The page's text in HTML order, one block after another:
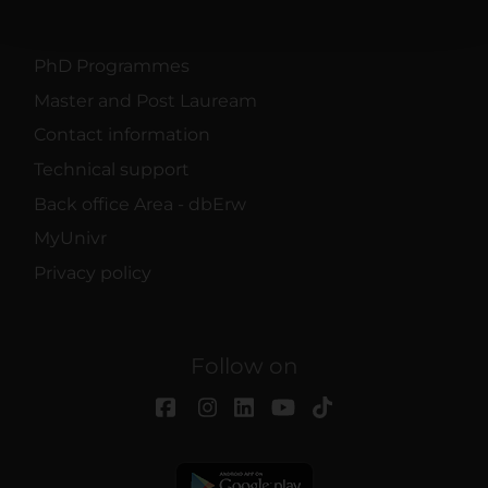
PhD Programmes
Master and Post Lauream
Contact information
Technical support
Back office Area - dbErw
MyUnivr
Privacy policy
Follow on